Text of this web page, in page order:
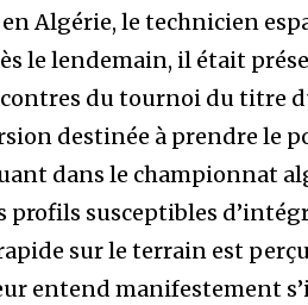
Algérie, le technicien
le lendemain, il était
du tournoi du titre
destinée à prendre le
dans le championnat
profils susceptibles
sur le terrain est
entend manifestement